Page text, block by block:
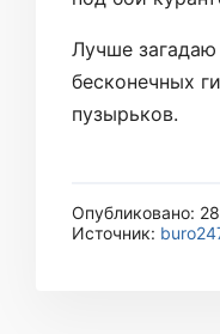
Лучше
бесконечных
пузырьков.
Опубликовано:
Источник: